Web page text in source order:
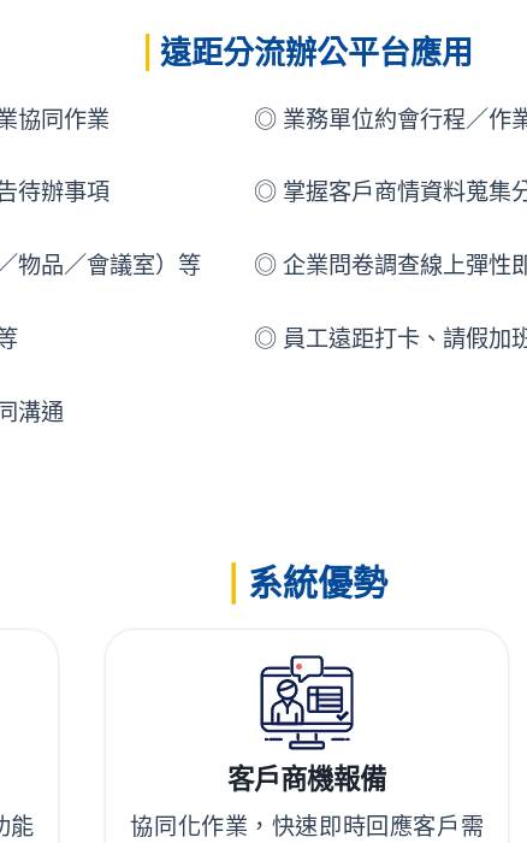
遠距分流辦公平台應用
協同作業
待辦事項
物品／會議室）等
溝通
◎ 業務單位約會行程／作
◎ 掌握客戶商情資料蒐集
◎ 企業問卷調查線上彈性
◎ 員工遠距打卡、請假加
系統優勢
能
客戶商機報備
協同化作業，快速即時回應客戶需